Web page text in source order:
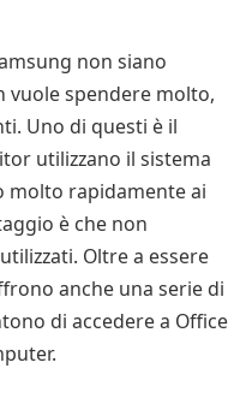
non siano
vuole spendere molto,
Uno di questi è il
utilizzano il sistema
molto rapidamente ai
è che non
Oltre a essere
anche una serie di
di accedere a Office